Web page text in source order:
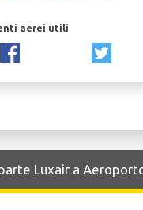
aerei utili
Luxair a